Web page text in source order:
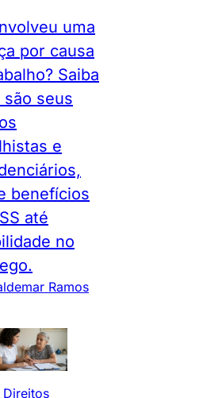
uma
por causa
Saiba
são seus
e
benefícios
até
no
Ramos
Direitos